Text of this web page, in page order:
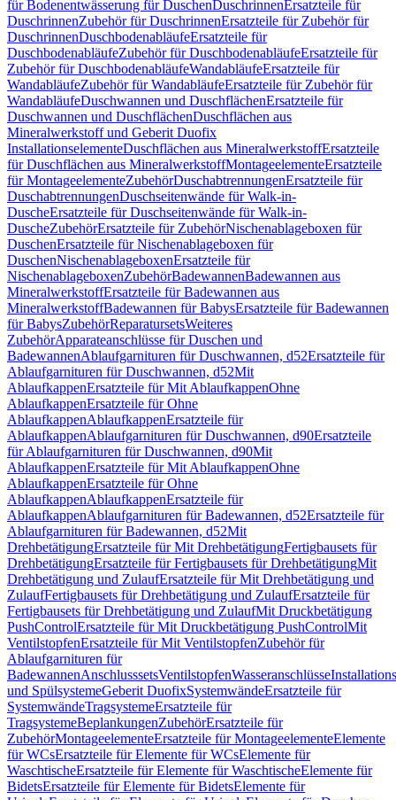
für Bodenentwässerung für DuschenDuschrinnenErsatzteile für
DuschrinnenZubehör für DuschrinnenErsatzteile für Zubehör für
DuschrinnenDuschbodenabläufeErsatzteile für
DuschbodenabläufeZubehör für DuschbodenabläufeErsatzteile für
Zubehör für DuschbodenabläufeWandabläufeErsatzteile für
WandabläufeZubehör für WandabläufeErsatzteile für Zubehör für
WandabläufeDuschwannen und DuschflächenErsatzteile für
Duschwannen und DuschflächenDuschflächen aus
Mineralwerkstoff und Geberit Duofix
InstallationselementeDuschflächen aus MineralwerkstoffErsatzteile
für Duschflächen aus MineralwerkstoffMontageelementeErsatzteile
für MontageelementeZubehörDuschabtrennungenErsatzteile für
DuschabtrennungenDuschseitenwände für Walk-in-
DuscheErsatzteile für Duschseitenwände für Walk-in-
DuscheZubehörErsatzteile für ZubehörNischenablageboxen für
DuschenErsatzteile für Nischenablageboxen für
DuschenNischenablageboxenErsatzteile für
NischenablageboxenZubehörBadewannenBadewannen aus
MineralwerkstoffErsatzteile für Badewannen aus
MineralwerkstoffBadewannen für BabysErsatzteile für Badewannen
für BabysZubehörReparatursetsWeiteres
ZubehörApparateanschlüsse für Duschen und
BadewannenAblaufgarnituren für Duschwannen, d52Ersatzteile für
Ablaufgarnituren für Duschwannen, d52Mit
AblaufkappenErsatzteile für Mit AblaufkappenOhne
AblaufkappenErsatzteile für Ohne
AblaufkappenAblaufkappenErsatzteile für
AblaufkappenAblaufgarnituren für Duschwannen, d90Ersatzteile
für Ablaufgarnituren für Duschwannen, d90Mit
AblaufkappenErsatzteile für Mit AblaufkappenOhne
AblaufkappenErsatzteile für Ohne
AblaufkappenAblaufkappenErsatzteile für
AblaufkappenAblaufgarnituren für Badewannen, d52Ersatzteile für
Ablaufgarnituren für Badewannen, d52Mit
DrehbetätigungErsatzteile für Mit DrehbetätigungFertigbausets für
DrehbetätigungErsatzteile für Fertigbausets für DrehbetätigungMit
Drehbetätigung und ZulaufErsatzteile für Mit Drehbetätigung und
ZulaufFertigbausets für Drehbetätigung und ZulaufErsatzteile für
Fertigbausets für Drehbetätigung und ZulaufMit Druckbetätigung
PushControlErsatzteile für Mit Druckbetätigung PushControlMit
VentilstopfenErsatzteile für Mit VentilstopfenZubehör für
Ablaufgarnituren für
BadewannenAnschlusssetsVentilstopfenWasseranschlüsse
und SpülsystemeGeberit DuofixSystemwändeErsatzteile für
SystemwändeTragsystemeErsatzteile für
TragsystemeBeplankungenZubehörErsatzteile für
ZubehörMontageelementeErsatzteile für MontageelementeElemente
für WCsErsatzteile für Elemente für WCsElemente für
WaschtischeErsatzteile für Elemente für WaschtischeElemente für
BidetsErsatzteile für Elemente für BidetsElemente für